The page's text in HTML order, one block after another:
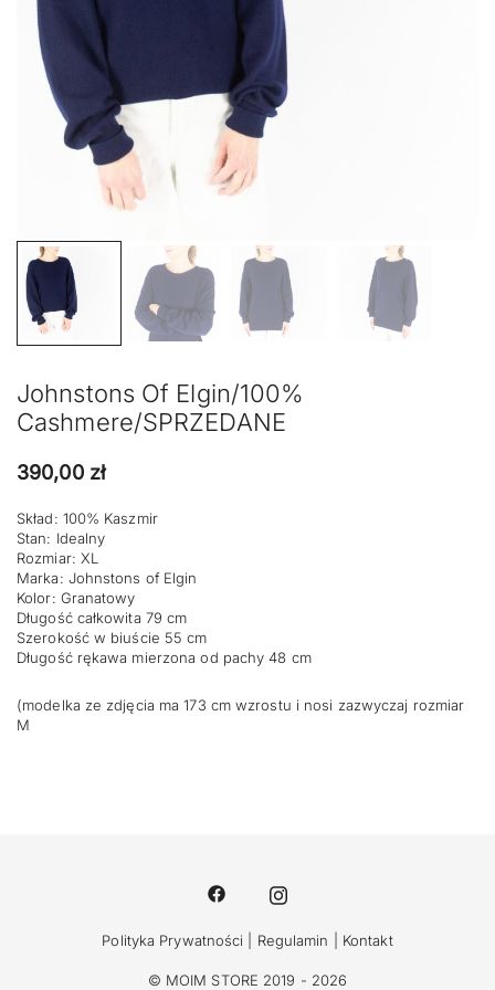
Johnstons Of Elgin/100%
Cashmere/SPRZEDANE
390,00 zł
Skład: 100% Kaszmir
Stan: Idealny
Rozmiar: XL
Marka: Johnstons of Elgin
Kolor: Granatowy
Długość całkowita 79 cm
Szerokość w biuście 55 cm
Długość rękawa mierzona od pachy 48 cm
(modelka ze zdjęcia ma 173 cm wzrostu i nosi zazwyczaj rozmiar
M
Polityka Prywatności Regulamin Kontakt
© MOIM STORE 2019 - 2026